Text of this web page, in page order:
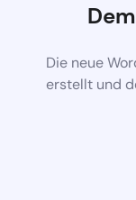
Die neue
erstellt und